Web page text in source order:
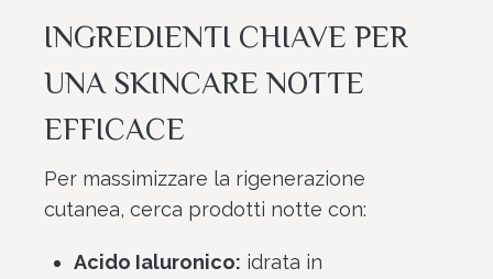
INGREDIENTI CHIAVE PER
UNA SKINCARE NOTTE
EFFICACE
Per massimizzare la rigenerazione
cutanea, cerca prodotti notte con:
Acido Ialuronico: idrata in